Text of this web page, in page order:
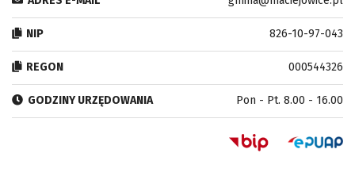
NIP 826-10-97-043
REGON 000544326
GODZINY URZĘDOWANIA Pon - Pt. 8.00 - 16.00